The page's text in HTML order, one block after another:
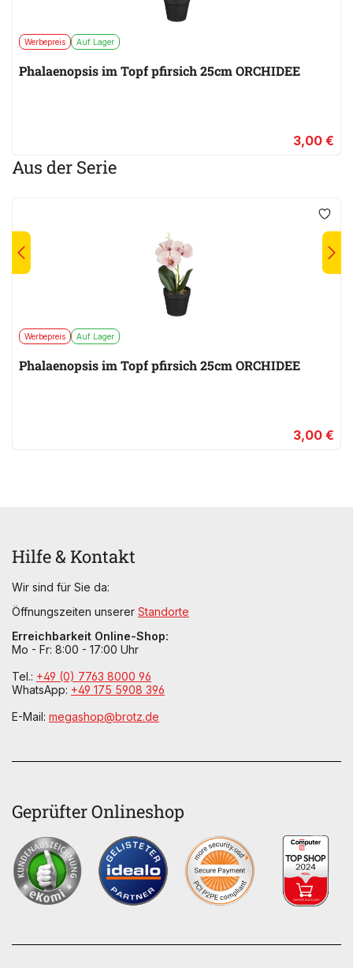
Werbepreis Auf Lager
Phalaenopsis im Topf pfirsich 25cm ORCHIDEE
3,00 €
Aus der Serie
Werbepreis Auf Lager
Phalaenopsis im Topf pfirsich 25cm ORCHIDEE
3,00 €
Hilfe & Kontakt
Wir sind für Sie da:
Öffnungszeiten unserer Standorte
Erreichbarkeit Online-Shop:
Mo - Fr: 8:00 - 17:00 Uhr
Tel.: +49 (0) 7763 8000 96
WhatsApp: +49 175 5908 396
E-Mail: megashop@brotz.de
Geprüfter Onlineshop